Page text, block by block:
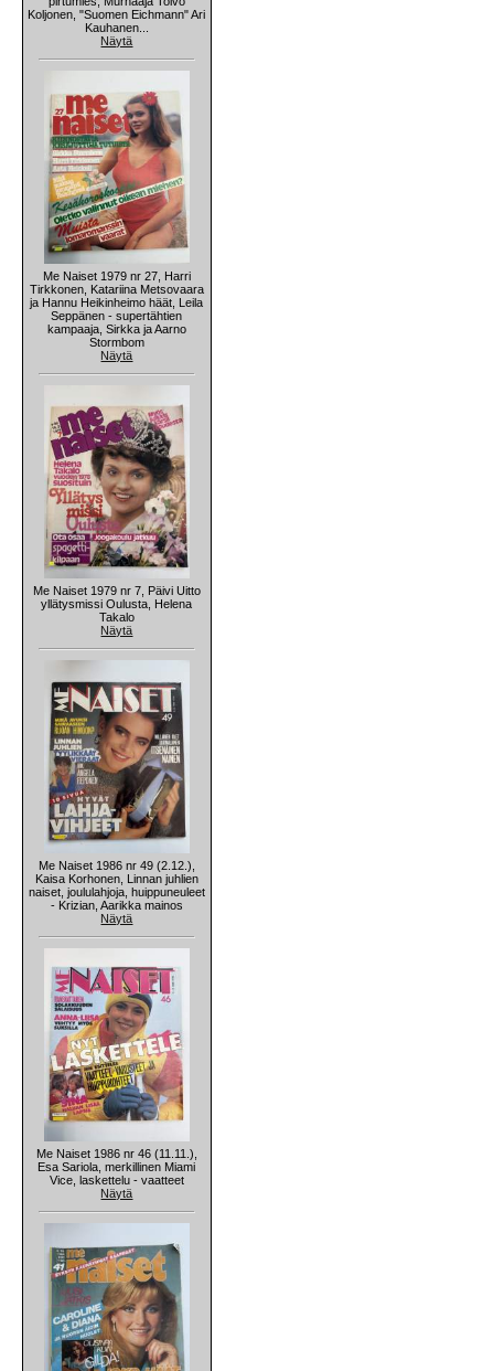
Koljonen, "Suomen Eichmann" Ari
Kauhanen...
Näytä
Me Naiset 1979 nr 27, Harri
Tirkkonen, Katariina Metsovaara
ja Hannu Heikinheimo häät, Leila
Seppänen - supertähtien
kampaaja, Sirkka ja Aarno
Stormbom
Näytä
Me Naiset 1979 nr 7, Päivi Uitto
yllätysmissi Oulusta, Helena
Takalo
Näytä
Me Naiset 1986 nr 49 (2.12.),
Kaisa Korhonen, Linnan juhlien
naiset, joululahjoja, huippuneuleet
- Krizian, Aarikka mainos
Näytä
Me Naiset 1986 nr 46 (11.11.),
Esa Sariola, merkillinen Miami
Vice, laskettelu - vaatteet
Näytä